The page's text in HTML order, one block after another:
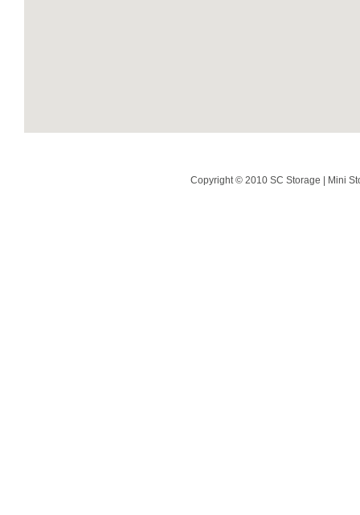
Copyright © 2010 SC Storage | Mini